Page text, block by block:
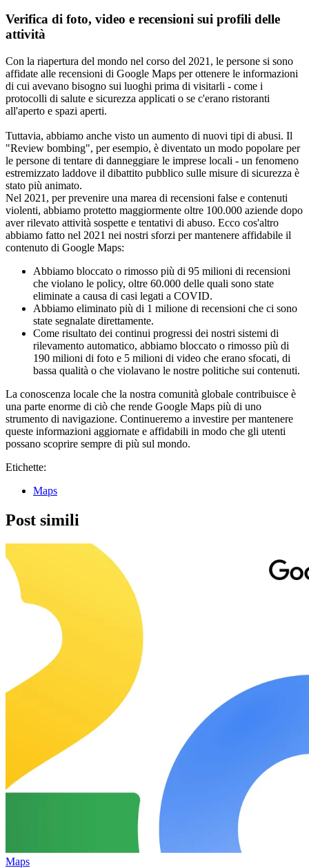
Verifica di foto, video e recensioni sui profili delle
attività
Con la riapertura del mondo nel corso del 2021, le persone si sono
affidate alle recensioni di Google Maps per ottenere le informazioni
di cui avevano bisogno sui luoghi prima di visitarli - come i
protocolli di salute e sicurezza applicati o se c'erano ristoranti
all'aperto e spazi aperti.
Tuttavia, abbiamo anche visto un aumento di nuovi tipi di abusi. Il
"Review bombing", per esempio, è diventato un modo popolare per
le persone di tentare di danneggiare le imprese locali - un fenomeno
estremizzato laddove il dibattito pubblico sulle misure di sicurezza è
stato più animato.
Nel 2021, per prevenire una marea di recensioni false e contenuti
violenti, abbiamo protetto maggiormente oltre 100.000 aziende dopo
aver rilevato attività sospette e tentativi di abuso. Ecco cos'altro
abbiamo fatto nel 2021 nei nostri sforzi per mantenere affidabile il
contenuto di Google Maps:
Abbiamo bloccato o rimosso più di 95 milioni di recensioni
che violano le policy, oltre 60.000 delle quali sono state
eliminate a causa di casi legati a COVID.
Abbiamo eliminato più di 1 milione di recensioni che ci sono
state segnalate direttamente.
Come risultato dei continui progressi dei nostri sistemi di
rilevamento automatico, abbiamo bloccato o rimosso più di
190 milioni di foto e 5 milioni di video che erano sfocati, di
bassa qualità o che violavano le nostre politiche sui contenuti.
La conoscenza locale che la nostra comunità globale contribuisce è
una parte enorme di ciò che rende Google Maps più di uno
strumento di navigazione. Continueremo a investire per mantenere
queste informazioni aggiornate e affidabili in modo che gli utenti
possano scoprire sempre di più sul mondo.
Etichette:
Maps
Post simili
Maps